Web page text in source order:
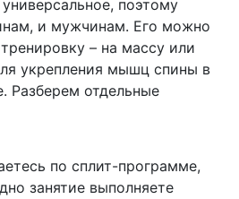
поэтому
и мужчинам. Его можно
– на массу или
укрепления мышц спины в
Разберем отдельные
по сплит-программе,
занятие выполняете